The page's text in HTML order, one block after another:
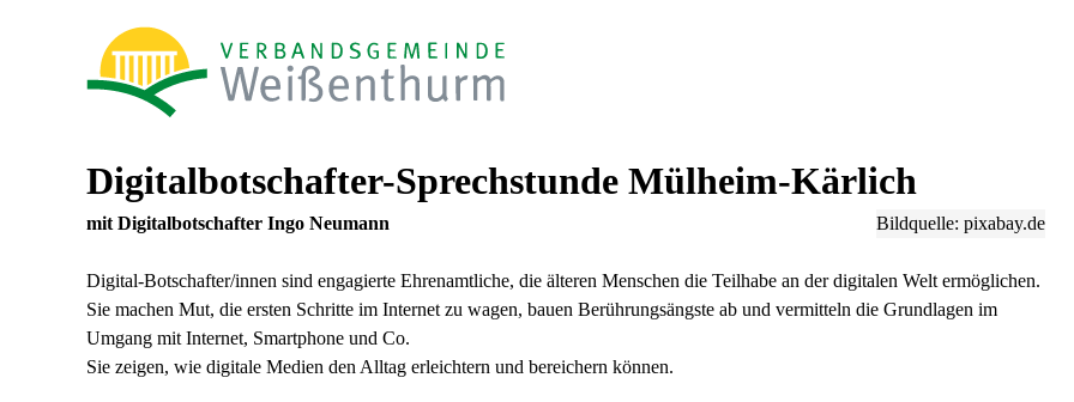
Digitalbotschafter-Sprechstunde Mülheim-Kärlich
Bildquelle: pixabay.de
mit Digitalbotschafter Ingo Neumann
Digital-Botschafter/innen sind engagierte Ehrenamtliche, die älteren Menschen die Teilhabe an der digitalen Welt ermöglichen.
Sie machen Mut, die ersten Schritte im Internet zu wagen, bauen Berührungsängste ab und vermitteln die Grundlagen im
Umgang mit Internet, Smartphone und Co.
Sie zeigen, wie digitale Medien den Alltag erleichtern und bereichern können.